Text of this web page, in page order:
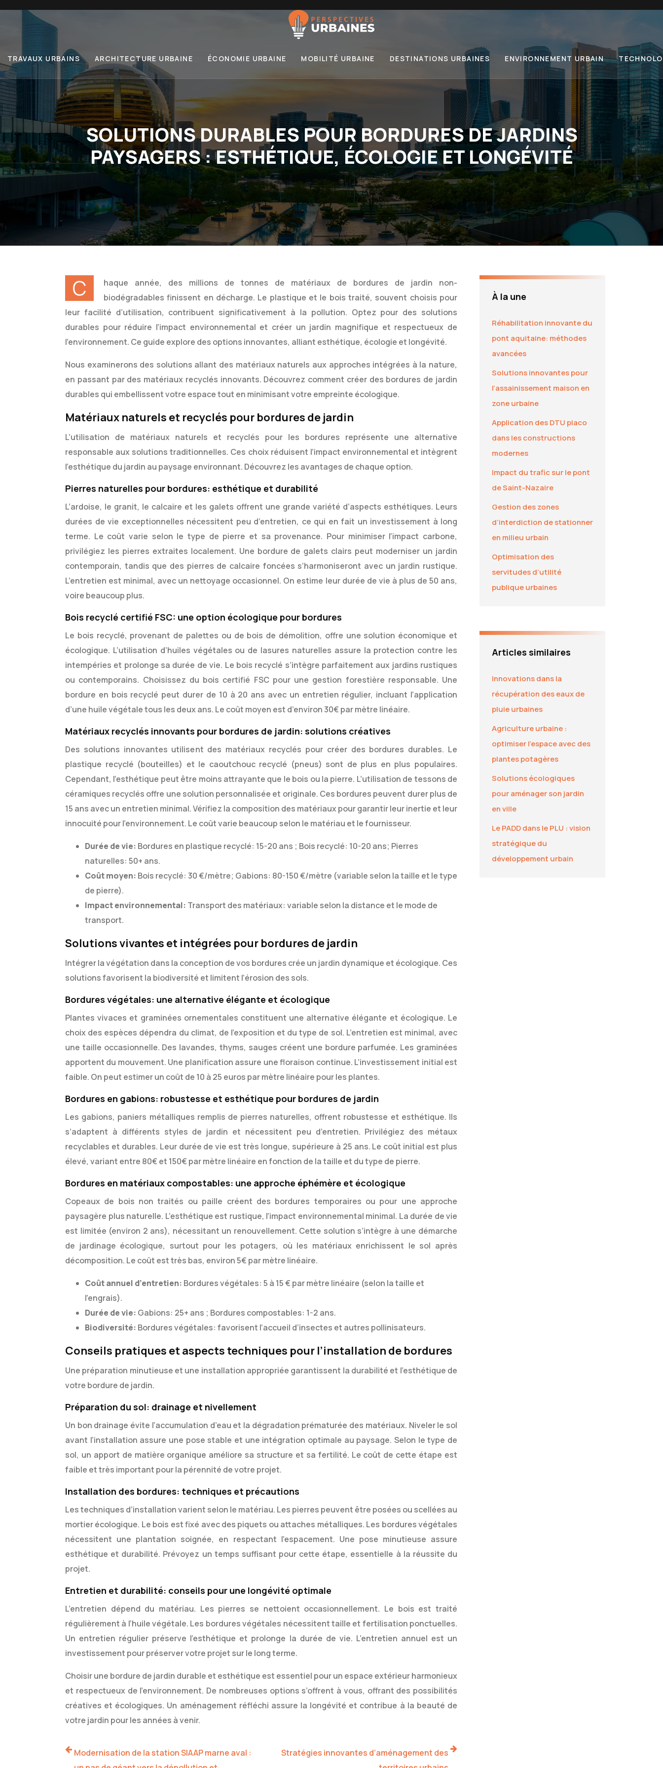
TRAVAUX URBAINS ARCHITECTURE URBAINE ÉCONOMIE URBAINE MOBILITÉ URBAINE DESTINATIONS URBAINES ENVIRONNEMENT URBAIN
SOLUTIONS DURABLES POUR BORDURES DE JARDINS
PAYSAGERS : ESTHÉTIQUE, ÉCOLOGIE ET LONGÉVITÉ
C
haque année, des millions de tonnes de matériaux de bordures de jardin non-
biodégradables finissent en décharge. Le plastique et le bois traité, souvent choisis pour
leur facilité d’utilisation, contribuent significativement à la pollution. Optez pour des solutions
durables pour réduire l’impact environnemental et créer un jardin magnifique et respectueux de
l’environnement. Ce guide explore des options innovantes, alliant esthétique, écologie et longévité.
Nous examinerons des solutions allant des matériaux naturels aux approches intégrées à la nature,
en passant par des matériaux recyclés innovants. Découvrez comment créer des bordures de jardin
durables qui embellissent votre espace tout en minimisant votre empreinte écologique.
Matériaux naturels et recyclés pour bordures de jardin
L’utilisation de matériaux naturels et recyclés pour les bordures représente une alternative
responsable aux solutions traditionnelles. Ces choix réduisent l’impact environnemental et intègrent
l’esthétique du jardin au paysage environnant. Découvrez les avantages de chaque option.
Pierres naturelles pour bordures: esthétique et durabilité
L’ardoise, le granit, le calcaire et les galets offrent une grande variété d’aspects esthétiques. Leurs
durées de vie exceptionnelles nécessitent peu d’entretien, ce qui en fait un investissement à long
terme. Le coût varie selon le type de pierre et sa provenance. Pour minimiser l’impact carbone,
privilégiez les pierres extraites localement. Une bordure de galets clairs peut moderniser un jardin
contemporain, tandis que des pierres de calcaire foncées s’harmoniseront avec un jardin rustique.
L’entretien est minimal, avec un nettoyage occasionnel. On estime leur durée de vie à plus de 50 ans,
voire beaucoup plus.
Bois recyclé certifié FSC: une option écologique pour bordures
Le bois recyclé, provenant de palettes ou de bois de démolition, offre une solution économique et
écologique. L’utilisation d’huiles végétales ou de lasures naturelles assure la protection contre les
intempéries et prolonge sa durée de vie. Le bois recyclé s’intègre parfaitement aux jardins rustiques
ou contemporains. Choisissez du bois certifié FSC pour une gestion forestière responsable. Une
bordure en bois recyclé peut durer de 10 à 20 ans avec un entretien régulier, incluant l’application
d’une huile végétale tous les deux ans. Le coût moyen est d’environ 30€ par mètre linéaire.
Matériaux recyclés innovants pour bordures de jardin: solutions créatives
Des solutions innovantes utilisent des matériaux recyclés pour créer des bordures durables. Le
plastique recyclé (bouteilles) et le caoutchouc recyclé (pneus) sont de plus en plus populaires.
Cependant, l’esthétique peut être moins attrayante que le bois ou la pierre. L’utilisation de tessons de
céramiques recyclés offre une solution personnalisée et originale. Ces bordures peuvent durer plus de
15 ans avec un entretien minimal. Vérifiez la composition des matériaux pour garantir leur inertie et leur
innocuité pour l’environnement. Le coût varie beaucoup selon le matériau et le fournisseur.
Durée de vie: Bordures en plastique recyclé: 15-20 ans ; Bois recyclé: 10-20 ans; Pierres
naturelles: 50+ ans.
Coût moyen: Bois recyclé: 30 €/mètre; Gabions: 80-150 €/mètre (variable selon la taille et le type
de pierre).
Impact environnemental: Transport des matériaux: variable selon la distance et le mode de
transport.
Solutions vivantes et intégrées pour bordures de jardin
Intégrer la végétation dans la conception de vos bordures crée un jardin dynamique et écologique. Ces
solutions favorisent la biodiversité et limitent l’érosion des sols.
Bordures végétales: une alternative élégante et écologique
Plantes vivaces et graminées ornementales constituent une alternative élégante et écologique. Le
choix des espèces dépendra du climat, de l’exposition et du type de sol. L’entretien est minimal, avec
une taille occasionnelle. Des lavandes, thyms, sauges créent une bordure parfumée. Les graminées
apportent du mouvement. Une planification assure une floraison continue. L’investissement initial est
faible. On peut estimer un coût de 10 à 25 euros par mètre linéaire pour les plantes.
Bordures en gabions: robustesse et esthétique pour bordures de jardin
Les gabions, paniers métalliques remplis de pierres naturelles, offrent robustesse et esthétique. Ils
s’adaptent à différents styles de jardin et nécessitent peu d’entretien. Privilégiez des métaux
recyclables et durables. Leur durée de vie est très longue, supérieure à 25 ans. Le coût initial est plus
élevé, variant entre 80€ et 150€ par mètre linéaire en fonction de la taille et du type de pierre.
Bordures en matériaux compostables: une approche éphémère et écologique
Copeaux de bois non traités ou paille créent des bordures temporaires ou pour une approche
paysagère plus naturelle. L’esthétique est rustique, l’impact environnemental minimal. La durée de vie
est limitée (environ 2 ans), nécessitant un renouvellement. Cette solution s’intègre à une démarche
de jardinage écologique, surtout pour les potagers, où les matériaux enrichissent le sol après
décomposition. Le coût est très bas, environ 5€ par mètre linéaire.
Coût annuel d’entretien: Bordures végétales: 5 à 15 € par mètre linéaire (selon la taille et
l’engrais).
Durée de vie: Gabions: 25+ ans ; Bordures compostables: 1-2 ans.
Biodiversité: Bordures végétales: favorisent l’accueil d’insectes et autres pollinisateurs.
Conseils pratiques et aspects techniques pour l’installation de bordures
Une préparation minutieuse et une installation appropriée garantissent la durabilité et l’esthétique de
votre bordure de jardin.
Préparation du sol: drainage et nivellement
Un bon drainage évite l’accumulation d’eau et la dégradation prématurée des matériaux. Niveler le sol
avant l’installation assure une pose stable et une intégration optimale au paysage. Selon le type de
sol, un apport de matière organique améliore sa structure et sa fertilité. Le coût de cette étape est
faible et très important pour la pérennité de votre projet.
Installation des bordures: techniques et précautions
Les techniques d’installation varient selon le matériau. Les pierres peuvent être posées ou scellées au
mortier écologique. Le bois est fixé avec des piquets ou attaches métalliques. Les bordures végétales
nécessitent une plantation soignée, en respectant l’espacement. Une pose minutieuse assure
esthétique et durabilité. Prévoyez un temps suffisant pour cette étape, essentielle à la réussite du
projet.
Entretien et durabilité: conseils pour une longévité optimale
L’entretien dépend du matériau. Les pierres se nettoient occasionnellement. Le bois est traité
régulièrement à l’huile végétale. Les bordures végétales nécessitent taille et fertilisation ponctuelles.
Un entretien régulier préserve l’esthétique et prolonge la durée de vie. L’entretien annuel est un
investissement pour préserver votre projet sur le long terme.
Choisir une bordure de jardin durable et esthétique est essentiel pour un espace extérieur harmonieux
et respectueux de l’environnement. De nombreuses options s’offrent à vous, offrant des possibilités
créatives et écologiques. Un aménagement réfléchi assure la longévité et contribue à la beauté de
votre jardin pour les années à venir.
Modernisation de la station SIAAP marne aval :
Stratégies innovantes d’aménagement des
À la une
Réhabilitation innovante du
pont aquitaine: méthodes
avancées
Solutions innovantes pour
l’assainissement maison en
zone urbaine
Application des DTU placo
dans les constructions
modernes
Impact du trafic sur le pont
de Saint-Nazaire
Gestion des zones
d’interdiction de stationner
en milieu urbain
Optimisation des
servitudes d’utilité
publique urbaines
Articles similaires
Innovations dans la
récupération des eaux de
pluie urbaines
Agriculture urbaine :
optimiser l’espace avec des
plantes potagères
Solutions écologiques
pour aménager son jardin
en ville
Le PADD dans le PLU : vision
stratégique du
développement urbain